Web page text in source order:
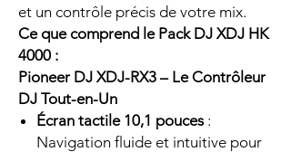
et un contrôle précis de votre mix.
Ce que comprend le Pack DJ XDJ HK
4000 :
Pioneer DJ XDJ-RX3 – Le Contrôleur
DJ Tout-en-Un
Écran tactile 10,1 pouces:
Navigation fluide et intuitive pour